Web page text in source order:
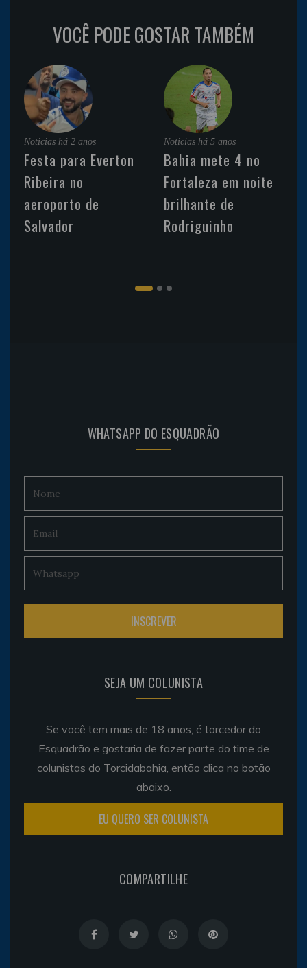
VOCÊ PODE GOSTAR TAMBÉM
Noticias há 2 anos
Festa para Everton
Ribeira no
aeroporto de
Salvador
Noticias há 5 anos
Bahia mete 4 no
Fortaleza em noite
brilhante de
Rodriguinho
WHATSAPP DO ESQUADRÃO
SEJA UM COLUNISTA
Se você tem mais de 18 anos, é torcedor do
Esquadrão e gostaria de fazer parte do time de
colunistas do Torcidabahia, então clica no botão
abaixo.
EU QUERO SER COLUNISTA
COMPARTILHE